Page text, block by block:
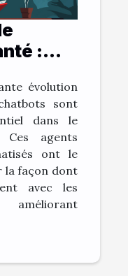
:
évolution
sont
dans le
agents
ont le
la façon dont
avec les
améliorant